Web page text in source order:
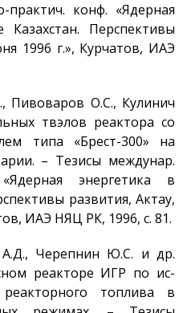
Антитеррор
Фотоальбом
Услуги
Метрологическая служба
Сосуды под давлением
Экcпертиза безопасности
Разработка
документации
Транспортировка ЯМ,
Хранение ЯМ, ИИИ, РВ, РАО
Радиационный контроль
Дезактивация
практич. конф. «Ядерная
Казахстан. Перспективы
1996 г.», Курчатов, ИАЭ
Пивоваров О.С., Кулинич
твэлов реактора со
типа «Брест-300» на
– Тезисы междунар.
энергетика в
развития, Актау,
ИАЭ НЯЦ РК, 1996, с. 81.
Черепнин Ю.С. и др.
реакторе ИГР по ис-
топлива в